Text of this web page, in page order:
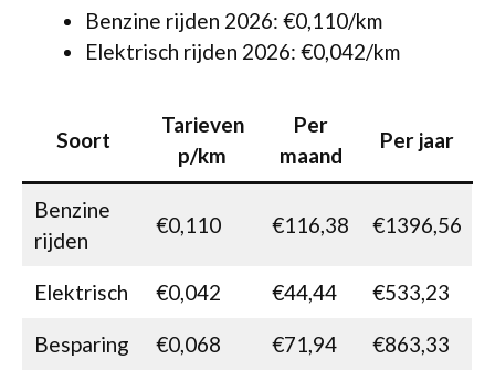
Benzine rijden 2026: €0,110/km
Elektrisch rijden 2026: €0,042/km
Soort
Tarieven
p/km
Per
maand
Per jaar
Benzine
rijden
€0,110 €116,38 €1396,56
Elektrisch €0,042 €44,44 €533,23
Besparing €0,068 €71,94 €863,33